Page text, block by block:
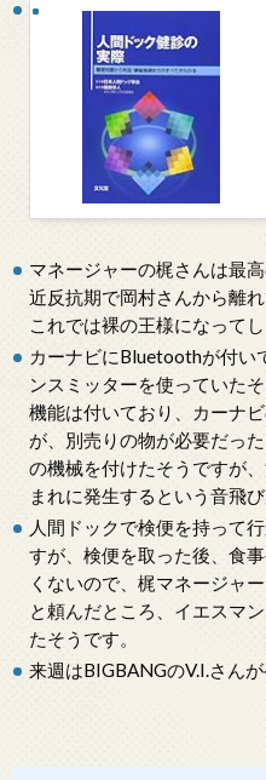
マネージャーの梶さんは最
近反抗期で岡村さんから離
これでは裸の王様になって
カーナビにBluetoothが付い
ンスミッターを使っていた
機能は付いており、カーナ
が、別売りの物が必要だっ
の機械を付けたそうですが
まれに発生するという音飛び
人間ドックで検便を持って
すが、検便を取った後、食
くないので、梶マネージャ
と頼んだところ、イエスマ
たそうです。
来週はBIGBANGのV.I.さん